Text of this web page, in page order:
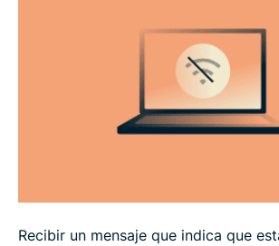
Preguntas frecuentes: dudas
errores de "conectado sin Internet"
Recibir un mensaje que indica que